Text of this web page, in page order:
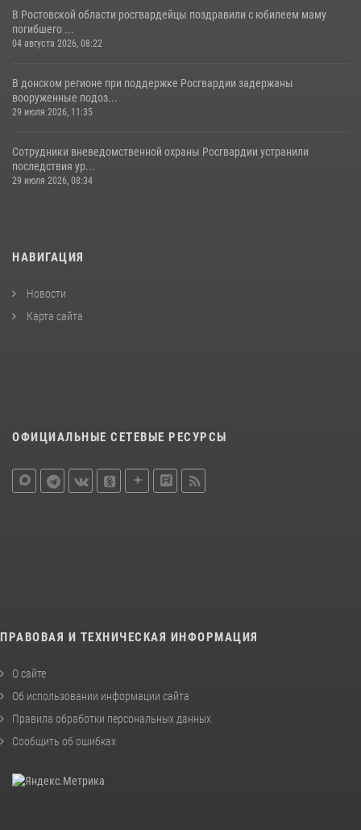
В Ростовской области росгвардейцы поздравили с юбилеем маму
погибшего ...
04 августа 2026, 08:22
В донском регионе при поддержке Росгвардии задержаны
вооруженные подоз...
29 июля 2026, 11:35
Сотрудники вневедомственной охраны Росгвардии устранили
последствия ур...
29 июля 2026, 08:34
НАВИГАЦИЯ
Новости
Карта сайта
ОФИЦИАЛЬНЫЕ СЕТЕВЫЕ РЕСУРСЫ
ПРАВОВАЯ И ТЕХНИЧЕСКАЯ ИНФОРМАЦИЯ
О сайте
Об использовании информации сайта
Правила обработки персональных данных
Сообщить об ошибках